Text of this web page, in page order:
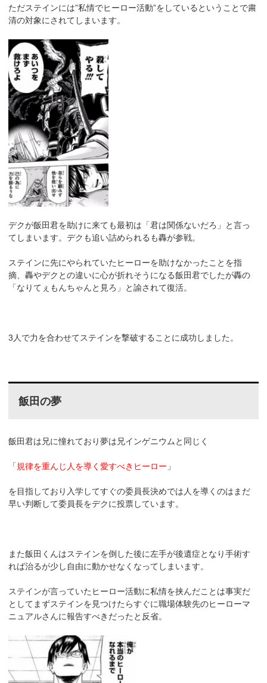
ただステインには”私情でヒーロー活動”をしているということで粛
清の対象にされてしまいます。
デクが飯田君を助けに来ても最初は「君は関係ないだろ」と言っ
てしまいます。デクも追い詰められるも轟が参戦。
ステインに先にやられていたヒーローを助けなかったことを指
摘、轟やデクとの違いに心が折れそうになる飯田君でしたが轟の
「なりてぇもんちゃんと見ろ」と諭されて復活。
3人で力を合わせてステインを撃破することに成功しました。
飯田の夢
飯田君は兄に憧れており夢は兄インゲニウムと同じく
「規律を重んじ人を導く愛すべきヒーロー 」
を目指しており入学してすぐの委員長決めでは人を導くのはまだ
早い判断して委員長をデクに投票しています。
また飯田くんはステインを倒した後に左手が後遺症となり手術す
れば治るが少し自由に動かせなくなってしまいます。
ステインが言っていたヒーロー活動に私情を挟んだことは事実だ
としてまずステインを見つけたらすぐに職場体験先のヒーローマ
ニュアルさんに報告すべきだったと反省。